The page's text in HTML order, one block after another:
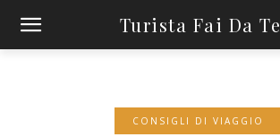
Turista Fai Da Te
CONSIGLI DI VIAGGIO